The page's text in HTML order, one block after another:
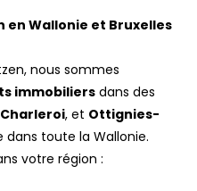
en Wallonie et Bruxelles
nous sommes
immobiliers dans des
Charleroi, et Ottignies-
dans toute la Wallonie.
votre région :